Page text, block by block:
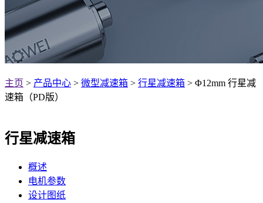
主页 > 产品中心 > 微型减速箱 > 行星减速箱 > Φ12mm 行星减
速箱（PD版）
行星减速箱
概述
电机参数
设计图纸